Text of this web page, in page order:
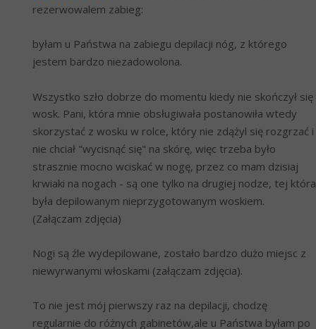
rezerwowalem zabieg:
byłam u Państwa na zabiegu depilacji nóg, z którego
jestem bardzo niezadowolona.
Wszystko szło dobrze do momentu kiedy nie skończył się
wosk. Pani, która mnie obsługiwała postanowiła wtedy
skorzystać z wosku w rolce, który nie zdążyl się rozgrzać i
nie chciał "wycisnąć się" na skórę, więc trzeba było
strasznie mocno wciskać w nogę, przez co mam dzisiaj
krwiaki na nogach - są one tylko na drugiej nodze, tej która
była depilowanym nieprzygotowanym woskiem.
(Załączam zdjęcia)
Nogi są źle wydepilowane, zostało bardzo dużo miejsc z
niewyrwanymi włoskami (załączam zdjęcia).
To nie jest mój pierwszy raz na depilacji, chodzę
regularnie do różnych gabinetów,ale u Państwa byłam po